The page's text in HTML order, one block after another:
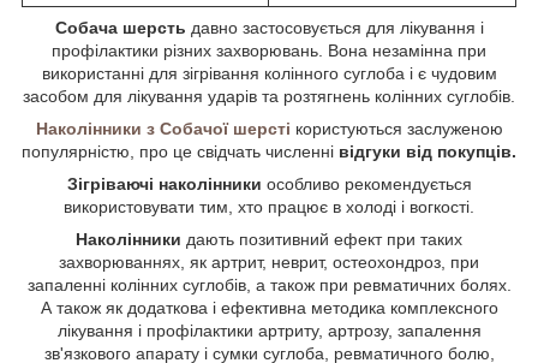
Собача шерсть давно застосовується для лікування і
профілактики різних захворювань. Вона незамінна при
використанні для зігрівання колінного суглоба і є чудовим
засобом для лікування ударів та розтягнень колінних суглобів.
Наколінники з Собачої шерсті користуються заслуженою
популярністю, про це свідчать численні відгуки від покупців.
Зігріваючі наколінники особливо рекомендується
використовувати тим, хто працює в холоді і вогкості.
Наколінники дають позитивний ефект при таких
захворюваннях, як артрит, неврит, остеохондроз, при
запаленні колінних суглобів, а також при ревматичних болях.
А також як додаткова і ефективна методика комплексного
лікування і профілактики артриту, артрозу, запалення
зв'язкового апарату і сумки суглоба, ревматичного болю,